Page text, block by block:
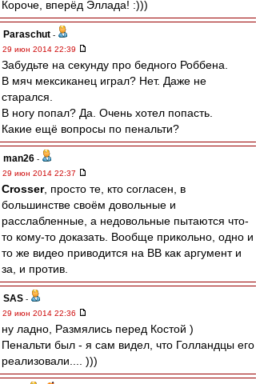
Короче, вперёд Эллада! :)))
Paraschut -
29 июн 2014 22:39
Забудьте на секунду про бедного Роббена.
В мяч мексиканец играл? Нет. Даже не
старался.
В ногу попал? Да. Очень хотел попасть.
Какие ещё вопросы по пенальти?
man26 -
29 июн 2014 22:37
Crosser, просто те, кто согласен, в
большинстве своём довольные и
расслабленные, а недовольные пытаются что-
то кому-то доказать. Вообще прикольно, одно и
то же видео приводится на ВВ как аргумент и
за, и против.
SAS -
29 июн 2014 22:36
ну ладно, Размялись перед Костой )
Пенальти был - я сам видел, что Голландцы его
реализовали.... )))